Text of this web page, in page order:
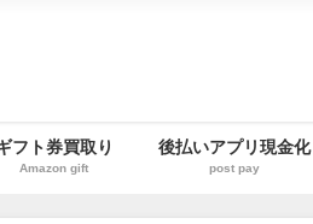
フト券買取り
Amazon gift
後払いアプリ現金化
post pay